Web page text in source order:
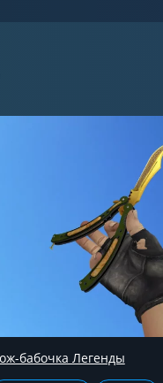
бабочка Легенды